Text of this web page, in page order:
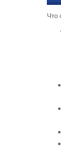
Что